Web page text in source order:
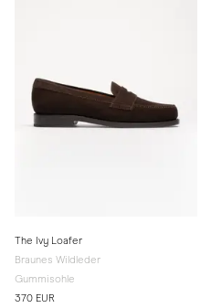
The Ivy Loafer
Braunes Wildleder
Gummisohle
370 EUR